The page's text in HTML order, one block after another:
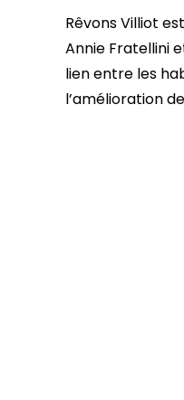
Rêvons Villiot
Annie Fratellini
lien entre les
l’amélioration